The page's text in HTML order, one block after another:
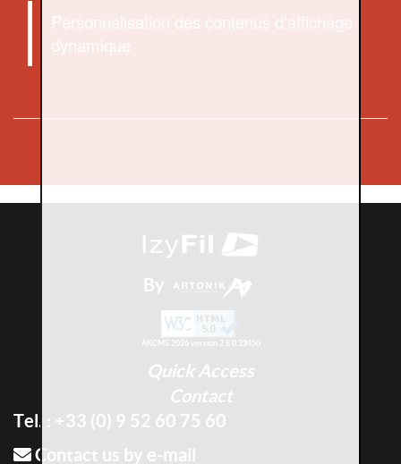
Personnalisation des contenus d'affichage
dynamique
By
AKCMS 2026 version 2.8.0.23450
Quick Access
Contact
Tel. : +33 (0) 9 52 60 75 60
Contact us by e-mail